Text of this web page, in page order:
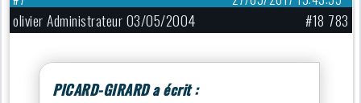
olivier Administrateur 03/05/2004 #18 783
PICARD-GIRARD a écrit :